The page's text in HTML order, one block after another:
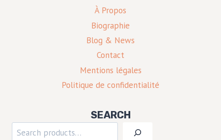
À Propos
Biographie
Blog & News
Contact
Mentions légales
Politique de confidentialité
SEARCH
Rechercher